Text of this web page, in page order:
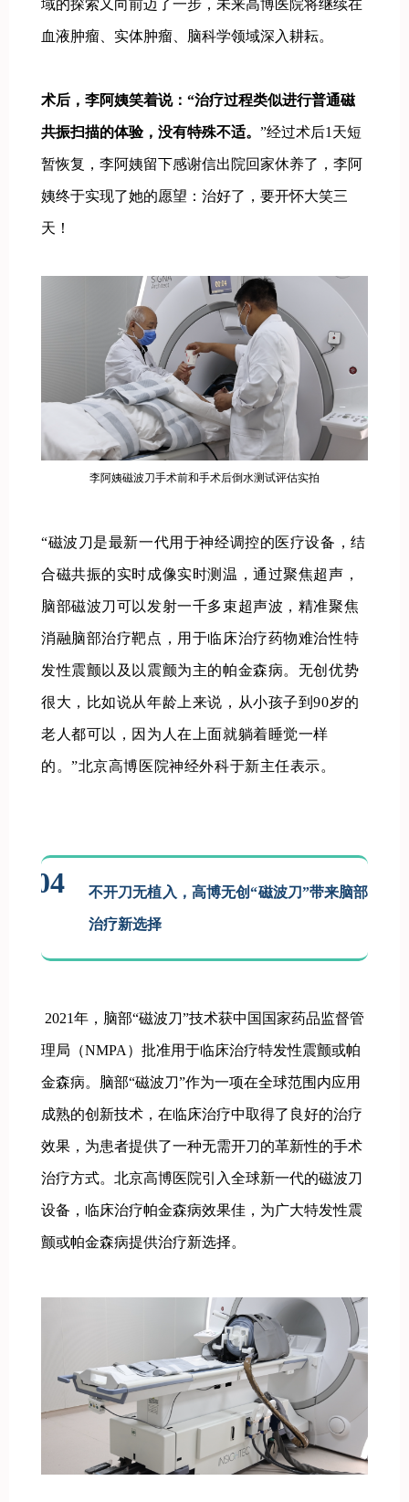
域的探索又向前迈了一步，未来高博医院将继续在
血液肿瘤、实体肿瘤、脑科学领域深入耕耘。
术后，李阿姨笑着说：“治疗过程类似进行普通磁
共振扫描的体验，没有特殊不适。 ”经过术后1天短
暂恢复，李阿姨留下感谢信出院回家休养了，李阿
姨终于实现了她的愿望：治好了，要开怀大笑三
天！
李阿姨磁波刀手术前和手术后倒水测试评估实拍
“磁波刀是最新一代用于神经调控的医疗设备，结
合磁共振的实时成像实时测温，通过聚焦超声，
脑部磁波刀可以发射一千多束超声波，精准聚焦
消融脑部治疗靶点，用于临床治疗药物难治性特
发性震颤以及以震颤为主的帕金森病。 无创优势
很大，比如说从年龄上来说，从小孩子到90岁的
老人都可以，因为人在上面就躺着睡觉一样
的。”北京高博医院神经外科于新主任表示。
04 不开刀无植入，高博无创“磁波刀”带来脑部疾病
治疗新选择
2021年，脑部“磁波刀”技术获中国国家药品监督管
理局（NMPA）批准用于临床治疗特发性震颤或帕
金森病。脑部“磁波刀”作为一项在全球范围内应用
成熟的创新技术，在临床治疗中取得了良好的治疗
效果，为患者提供了一种无需开刀的革新性的手术
治疗方式。北京高博医院引入全球新一代的磁波刀
设备，临床治疗帕金森病效果佳，为广大特发性震
颤或帕金森病提供治疗新选择。